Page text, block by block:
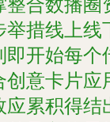
整合数播
举措线上线
即开始每个
创意卡片应
应累积得结